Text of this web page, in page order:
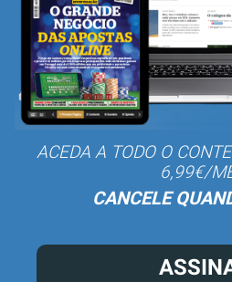
ACEDA A TODO O
6,99€/
CANCELE